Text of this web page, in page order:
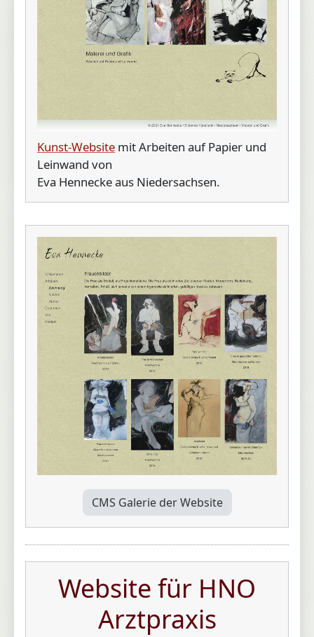
Kunst-Website mit Arbeiten auf Papier und
Leinwand von
Eva Hennecke aus Niedersachsen.
CMS Galerie der Website
Website für HNO
Arztpraxis